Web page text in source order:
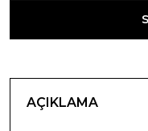
AÇIKLAMA